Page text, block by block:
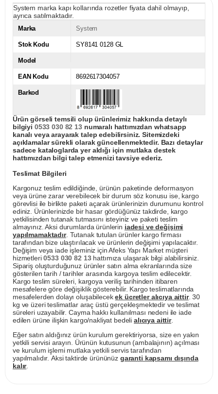
System marka kapı kollarında rozetler fiyata dahil olmayıp,
ayrıca satılmaktadır.
Marka System
Stok Kodu SY8141 0128 GL
Model
EAN Kodu 8692617304057
Barkod
Ürün görseli temsili olup ürünlerimiz hakkında detaylı
bilgiyi 0533 030 82 13numaralı hattımızdan whatsapp
kanalı veya arayarak talep edebilirsiniz. Sitemizdeki
açıklamalar sürekli olarak güncellenmektedir. Bazı detaylar
sadece kataloglarda yer aldığı için mutlaka destek
hattımızdan bilgi talep etmenizi tavsiye ederiz.
Teslimat Bilgileri
Kargonuz teslim edildiğinde, ürünün paketinde deformasyon
veya ürüne zarar verebilecek bir durum söz konusu ise, kargo
görevlisi ile birlikte paketi açarak ürünlerinizin durumunu kontrol
ediniz. Ürünlerinizde bir hasar gördüğünüz takdirde, kargo
yetkilisinden tutanak tutmasını isteyiniz ve paketi teslim
almayınız. Aksi durumlarda ürünlerin iadesi ve değişimi
yapılmamaktadır. Tutanak tutulan ürünler kargo firması
tarafından bize ulaştırılacak ve ürünlerin değişimi yapılacaktır.
Değişim veya iade işleminiz için Afeks Yapı Market müşteri
hizmetleri0533 030 82 13hattımıza ulaşarak bilgi alabilirsiniz.
Sipariş oluşturduğunuz ürünler satın alma ekranlarında size
gösterilen tarih / tarihler arasında kargoya teslim edilecektir.
Kargo teslim süreleri, kargoya veriliş tarihinden itibaren
mesafelere göre değişiklik gösterebilir. Kargo teslimatlarında
mesafelerden dolayı oluşabilecekek ücretler alıcıya aittir. 30
kg ve üzeri teslimatlar araç üstü gerçekleşmektedir ve teslimat
süreleri uzayabilir. Cayma hakkı kullanılması nedeni ile iade
edilen ürüne ilişkin kargo/nakliyat bedeli alıcıya aittir.
Eğer satın aldığınız ürün kurulum gerektiriyorsa, size en yakın
yetkili servisi arayın. Ürünün kutusunun (ambalajının) açılması
ve kurulum işlemi mutlaka yetkili servis tarafından
yapılmalıdır. Aksi taktirde ürününüz garanti kapsamı dışında
kalır.